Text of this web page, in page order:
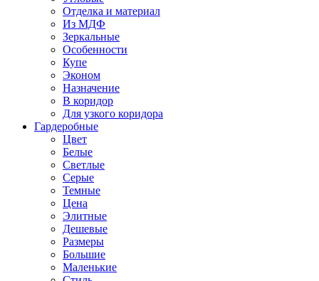
Отделка и материал
Из МДФ
Зеркальные
Особенности
Купе
Эконом
Назначение
В коридор
Для узкого коридора
Гардеробные
Цвет
Белые
Светлые
Серые
Темные
Цена
Элитные
Дешевые
Размеры
Большие
Маленькие